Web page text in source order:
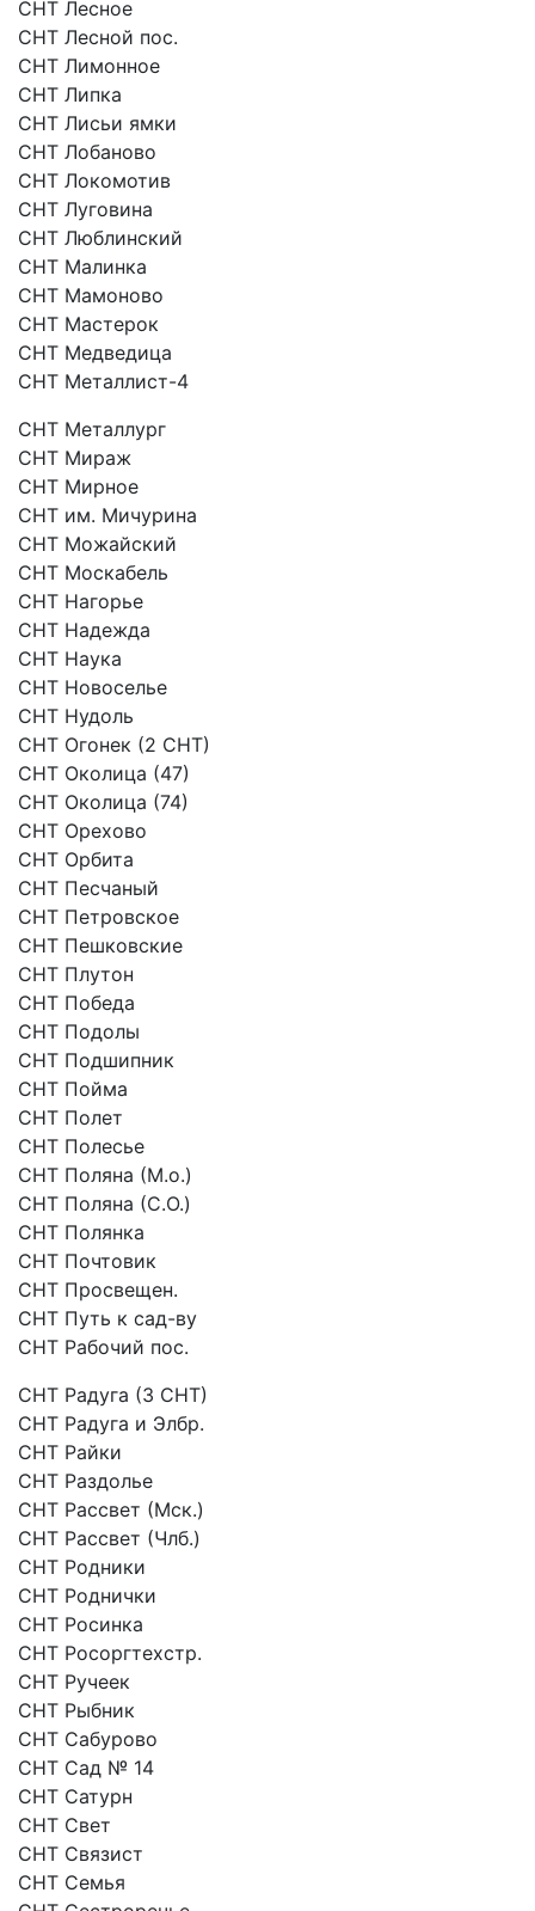
СНТ Лесное
СНТ Лесной пос.
СНТ Лимонное
СНТ Липка
СНТ Лисьи ямки
СНТ Лобаново
СНТ Локомотив
СНТ Луговина
СНТ Люблинский
СНТ Малинка
СНТ Мамоново
СНТ Мастерок
СНТ Медведица
СНТ Металлист-4
СНТ Металлург
СНТ Мираж
СНТ Мирное
СНТ им. Мичурина
СНТ Можайский
СНТ Москабель
СНТ Нагорье
СНТ Надежда
СНТ Наука
СНТ Новоселье
СНТ Нудоль
СНТ Огонек (2 СНТ)
СНТ Околица (47)
СНТ Околица (74)
СНТ Орехово
СНТ Орбита
СНТ Песчаный
СНТ Петровское
СНТ Пешковские
СНТ Плутон
СНТ Победа
СНТ Подолы
СНТ Подшипник
СНТ Пойма
СНТ Полет
СНТ Полесье
СНТ Поляна (М.о.)
СНТ Поляна (С.О.)
СНТ Полянка
СНТ Почтовик
СНТ Просвещен.
СНТ Путь к сад-ву
СНТ Рабочий пос.
СНТ Радуга (3 СНТ)
СНТ Радуга и Элбр.
СНТ Райки
CНТ Раздолье
СНТ Рассвет (Мск.)
СНТ Рассвет (Члб.)
СНТ Родники
СНТ Роднички
СНТ Росинка
СНТ Росоргтехстр.
СНТ Ручеек
СНТ Рыбник
СНТ Сабурово
СНТ Сад № 14
СНТ Сатурн
СНТ Свет
СНТ Связист
СНТ Семья